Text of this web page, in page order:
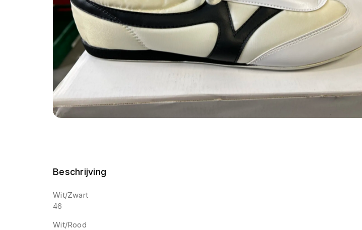
Beschrijving
Wit/Zwart
46
Wit/Rood